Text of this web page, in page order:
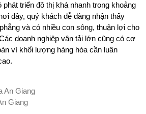
phát triển đô thị khá nhanh trong khoảng
đây, quý khách dễ dàng nhận thấy
và có nhiều con sông, thuận lợi cho
doanh nghiệp vận tải lớn cũng có cơ
vì khối lượng hàng hóa cần luân